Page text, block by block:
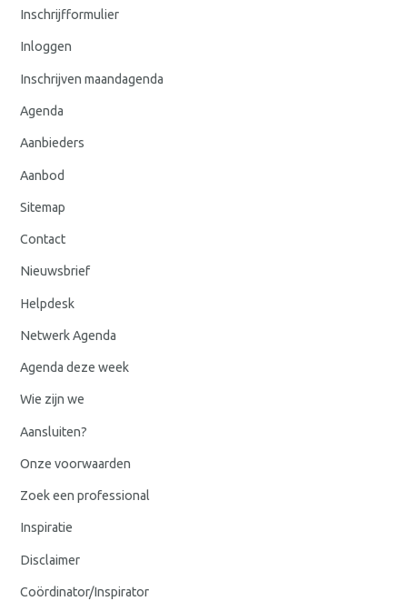
Inschrijfformulier
Inloggen
Inschrijven maandagenda
Agenda
Aanbieders
Aanbod
Sitemap
Contact
Nieuwsbrief
Helpdesk
Netwerk Agenda
Agenda deze week
Wie zijn we
Aansluiten?
Onze voorwaarden
Zoek een professional
Inspiratie
Disclaimer
Coördinator/Inspirator